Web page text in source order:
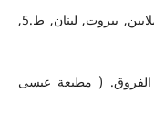
• الأعلام, خير الدين الزركلي, ( دار العلم للملايين, بيروت, لبنان, ط.5,
الفروق. ( مطبعة عيسى